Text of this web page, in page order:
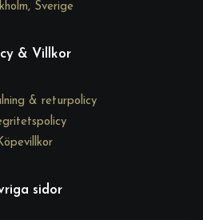
Sverige
& Villkor
& returpolicy
sidor